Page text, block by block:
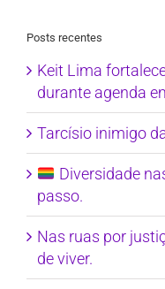
Posts recentes
Keit Lima
durante agenda
Tarcísio inimigo
Diversidade
passo.
Nas ruas por
de viver.